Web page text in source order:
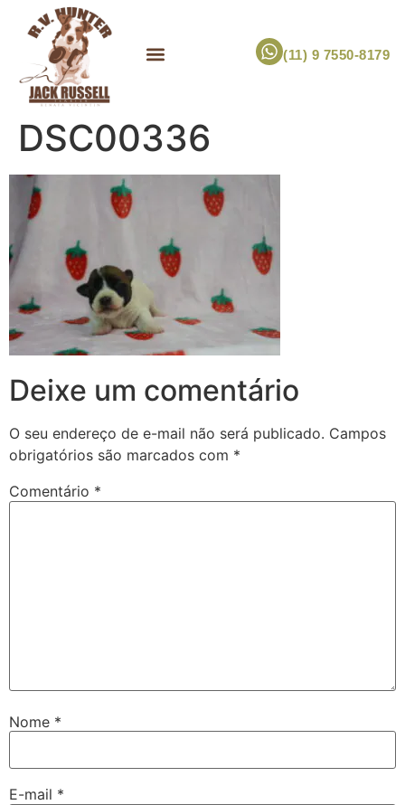
(11) 9 7550-8179
DSC00336
Deixe um comentário
O seu endereço de e-mail não será publicado. Campos
obrigatórios são marcados com *
Comentário *
Nome *
E-mail *